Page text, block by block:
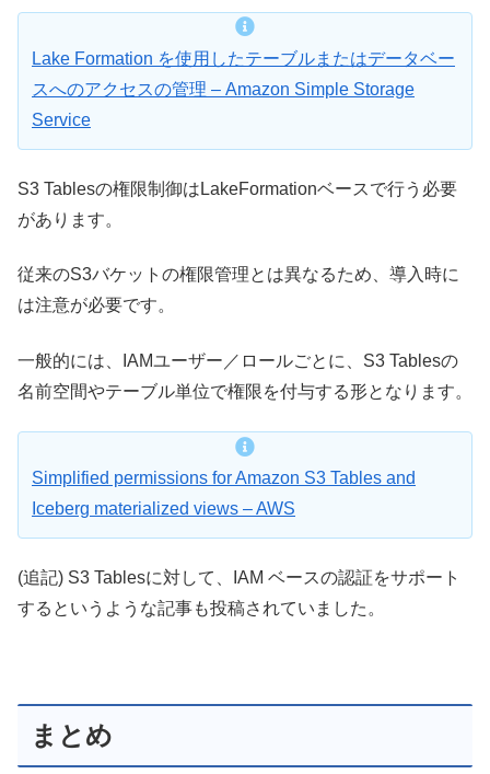
Lake Formation を使用したテーブルまたはデータベー
スへのアクセスの管理 – Amazon Simple Storage
Service
S3 Tablesの権限制御はLakeFormationベースで行う必要
があります。
従来のS3バケットの権限管理とは異なるため、導入時に
は注意が必要です。
一般的には、IAMユーザー／ロールごとに、S3 Tablesの
名前空間やテーブル単位で権限を付与する形となります。
Simplified permissions for Amazon S3 Tables and
Iceberg materialized views – AWS
(追記) S3 Tablesに対して、IAM ベースの認証をサポート
するというような記事も投稿されていました。
まとめ